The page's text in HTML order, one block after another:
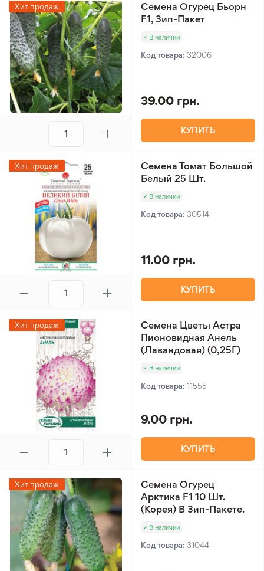
Хит продаж
Семена Огурец Бьорн
F1, Зип-Пакет
В наличии
Код товара: 32006
39.00 грн.
КУПИТЬ
Хит продаж
Семена Томат Большой
Белый 25 Шт.
В наличии
Код товара: 30514
11.00 грн.
КУПИТЬ
Хит продаж
Семена Цветы Астра
Пионовидная Анель
(Лавандовая) (0,25Г)
В наличии
Код товара: 11555
9.00 грн.
КУПИТЬ
Хит продаж
Семена Огурец
Арктика F1 10 Шт.
(Корея) В Зип-Пакете.
В наличии
Код товара: 31044